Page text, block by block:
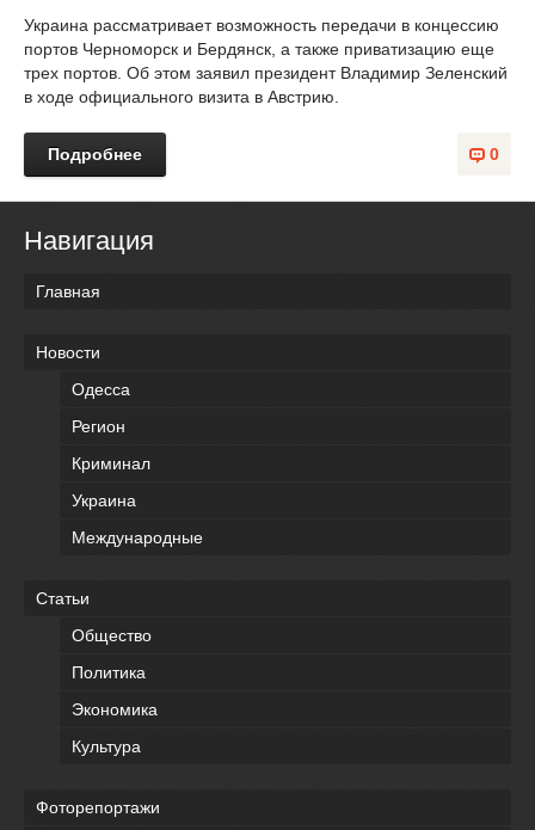
Украина рассматривает возможность передачи в концессию
портов Черноморск и Бердянск, а также приватизацию еще
трех портов. Об этом заявил президент Владимир Зеленский
в ходе официального визита в Австрию.
0
Подробнее
Навигация
Главная
Новости
Одесса
Регион
Криминал
Украина
Международные
Статьи
Общество
Политика
Экономика
Культура
Фоторепортажи